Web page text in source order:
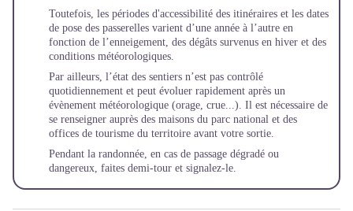
Toutefois, les périodes d'accessibilité des itinéraires et les dates
de pose des passerelles varient d’une année à l’autre en
fonction de l’enneigement, des dégâts survenus en hiver et des
conditions météorologiques.
Par ailleurs, l’état des sentiers n’est pas contrôlé
quotidiennement et peut évoluer rapidement après un
évènement météorologique (orage, crue...). Il est nécessaire de
se renseigner auprès des maisons du parc national et des
offices de tourisme du territoire avant votre sortie.
Pendant la randonnée, en cas de passage dégradé ou
dangereux, faites demi-tour et signalez-le